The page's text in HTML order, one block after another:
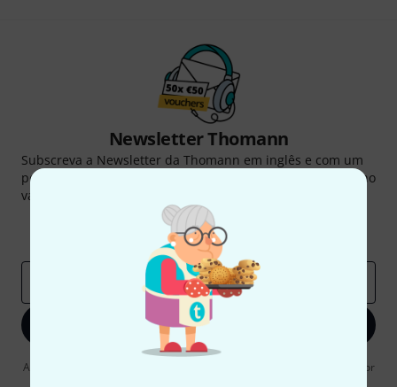
Newsletter Thomann
Subscreva a Newsletter da Thomann em inglês e com um
pouco de sorte você poderá ganhar um dos
no
valor de
Contribuições inspiradoras
Insights da Thomann
Endereço de e-mail
Inscreva-se agora
Ao clicar em "Inscreva-se agora", concordo em receber publicidade por